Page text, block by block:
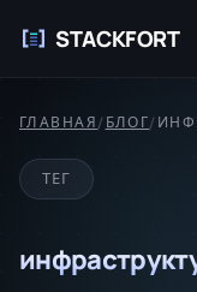
STACKFORT
ГЛАВНАЯ/ БЛОГ/
ТЕГ